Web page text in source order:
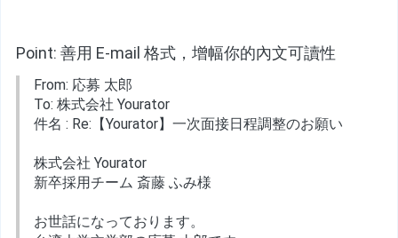
Point: 善用 E-mail 格式，增幅你的內文可讀性
From: 応募 太郎
To: 株式会社 Yourator
件名 : Re:【Yourator】一次面接日程調整のお願い
株式会社 Yourator
新卒採用チーム 斎藤 ふみ様
お世話になっております。